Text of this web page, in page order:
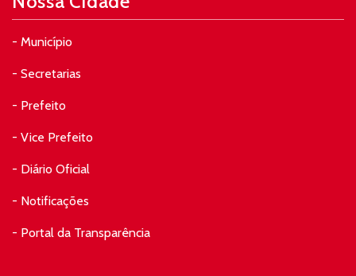
- Município
- Secretarias
- Prefeito
- Vice Prefeito
- Diário Oficial
- Notificações
- Portal da Transparência